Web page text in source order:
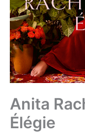
Anita
Élégie